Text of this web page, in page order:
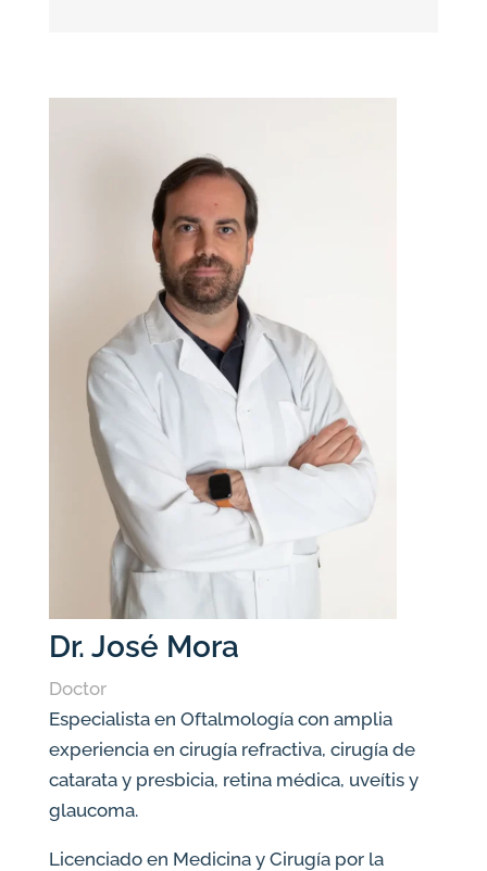
Dr. José Mora
Doctor
Especialista en Oftalmología con amplia
experiencia en cirugía refractiva, cirugía de
catarata y presbicia, retina médica, uveítis y
glaucoma.
Licenciado en Medicina y Cirugía por la